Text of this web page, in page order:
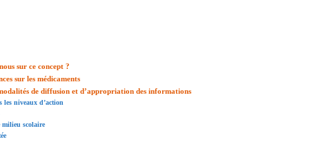
sur ce concept ?
sur les médicaments
de diffusion et d’appropriation des informations
niveaux d’action
milieu scolaire